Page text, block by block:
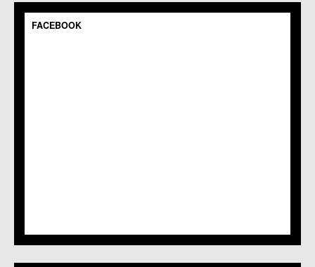
C.M. Gea y Truyols
C.C.S. La Paz
FACEBOOK